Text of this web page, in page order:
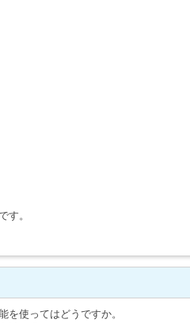
す。
を使ってはどうですか。